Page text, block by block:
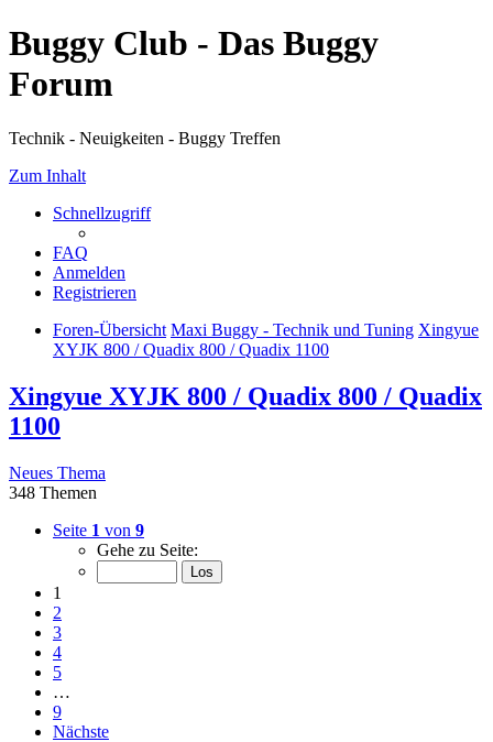
Buggy Club - Das Buggy
Forum
Technik - Neuigkeiten - Buggy Treffen
Zum Inhalt
Schnellzugriff
FAQ
Anmelden
Registrieren
Foren-Übersicht Maxi Buggy - Technik und Tuning Xingyue
XYJK 800 / Quadix 800 / Quadix 1100
Xingyue XYJK 800 / Quadix 800 / Quadix
1100
Neues Thema
348 Themen
Seite 1 von 9
Gehe zu Seite:
1
2
3
4
5
…
9
Nächste